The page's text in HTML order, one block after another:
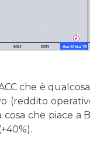
che è
(reddito
che piace a